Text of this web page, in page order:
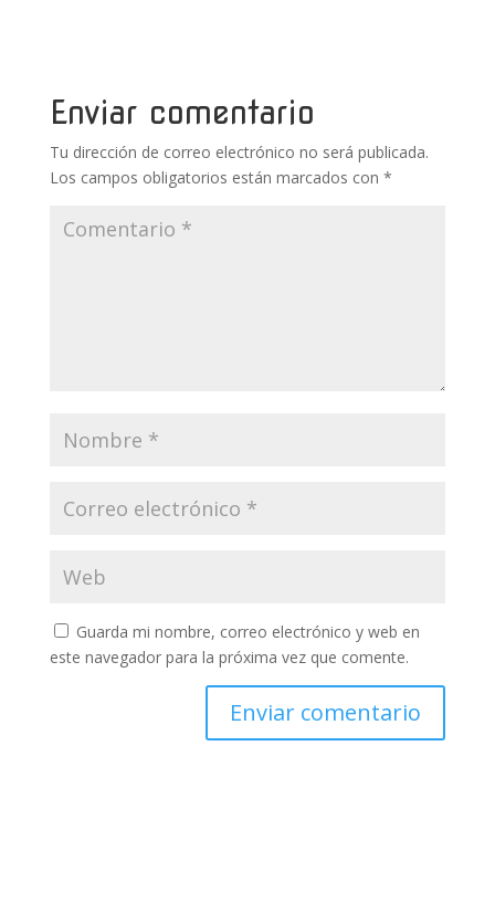
k
Enviar comentario
Tu dirección de correo electrónico no será publicada.
Los campos obligatorios están marcados con *
Guarda mi nombre, correo electrónico y web en
este navegador para la próxima vez que comente.